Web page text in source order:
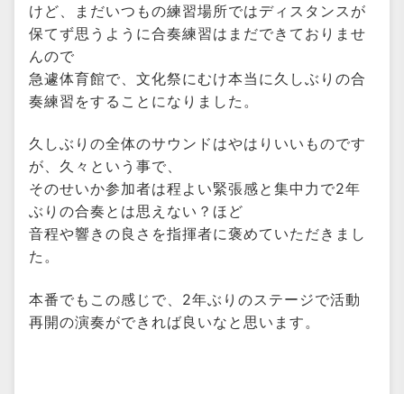
けど、まだいつもの練習場所ではディスタンスが
保てず思うように合奏練習はまだできておりませ
んので
急遽体育館で、文化祭にむけ本当に久しぶりの合
奏練習をすることになりました。
久しぶりの全体のサウンドはやはりいいものです
が、久々という事で、
そのせいか参加者は程よい緊張感と集中力で2年
ぶりの合奏とは思えない？ほど
音程や響きの良さを指揮者に褒めていただきまし
た。
本番でもこの感じで、2年ぶりのステージで活動
再開の演奏ができれば良いなと思います。